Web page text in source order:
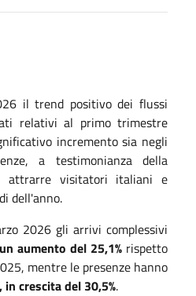
il trend positivo dei flussi
relativi al primo trimestre
incremento sia negli
a testimonianza della
attrarre visitatori italiani e
dell'anno.
2026 gli arrivi complessivi
aumento del 25,1%rispetto
mentre le presenze hanno
in crescita del 30,5%.